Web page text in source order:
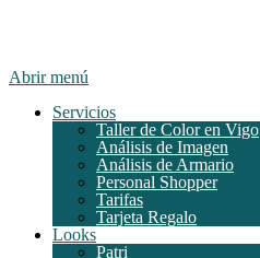
Abrir menú
Servicios
Taller de Color en Vigo
Análisis de Imagen
Análisis de Armario
Personal Shopper
Tarifas
Tarjeta Regalo
Looks
Patri